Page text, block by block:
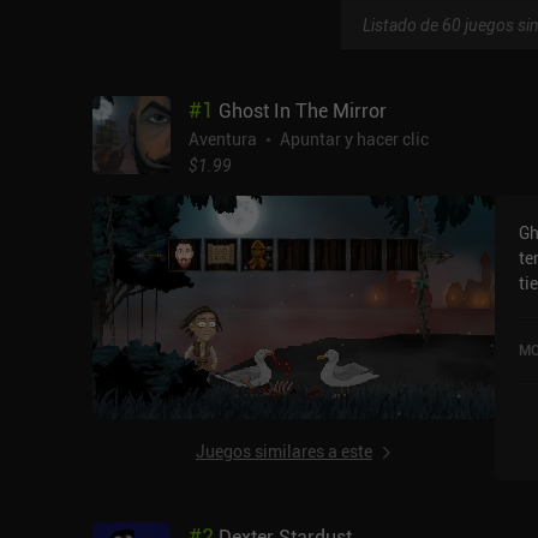
Listado de 60 juegos
#1 Ghost In The Mirror
Aventura
Apuntar y hacer clic
$1.99
Juegos similares a este